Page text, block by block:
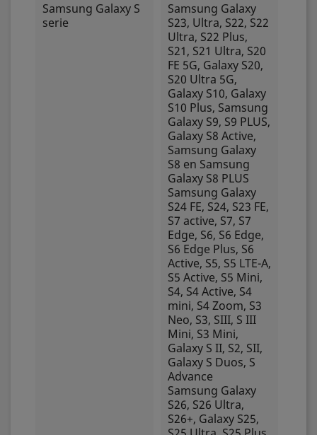
Samsung Galaxy S
serie
Samsung Galaxy
S23, Ultra, S22, S22
Ultra, S22 Plus,
S21, S21 Ultra, S20
FE 5G, Galaxy S20,
S20 Ultra 5G,
Galaxy S10, Galaxy
S10 Plus, Samsung
Galaxy S9, S9 PLUS,
Galaxy S8 Active,
Samsung Galaxy
S8 en Samsung
Galaxy S8 PLUS
Samsung Galaxy
S24 FE, S24, S23 FE,
S7 active, S7, S7
Edge, S6, S6 Edge,
S6 Edge Plus, S6
Active, S5, S5 LTE-A,
S5 Active, S5 Mini,
S4, S4 Active, S4
mini, S4 Zoom, S3
Neo, S3, SIII, S III
Mini, S3 Mini,
Galaxy S II, S2, SII,
Galaxy S Duos, S
Advance
Samsung Galaxy
S26, S26 Ultra,
S26+, Galaxy S25,